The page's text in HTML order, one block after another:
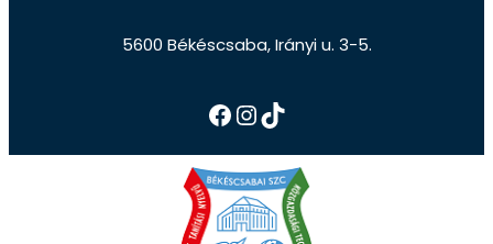
5600 Békéscsaba, Irányi u. 3-5.